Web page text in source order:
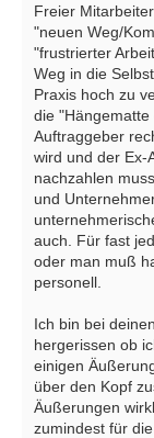
Freier
"neuen Weg/
"frustrierter
Weg in die
Praxis hoch zu
die
Auftraggeber
wird und der Ex-
nachzahlen
und
auch. Für fast
oder man muß
personell.
Ich bin bei
hergerissen ob
einigen
über den Kopf
Äußerungen
zumindest für